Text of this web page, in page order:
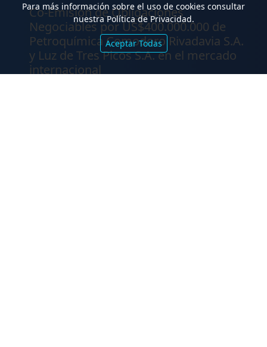
Co-Emisión de Obligaciones
Negociables por US$400.000.000 de
Petroquímica Comodoro Rivadavia S.A.
y Luz de Tres Picos S.A. en el mercado
internacional
Para más información sobre el uso de cookies consultar
nuestra Política de Privacidad.
Aceptar Todas